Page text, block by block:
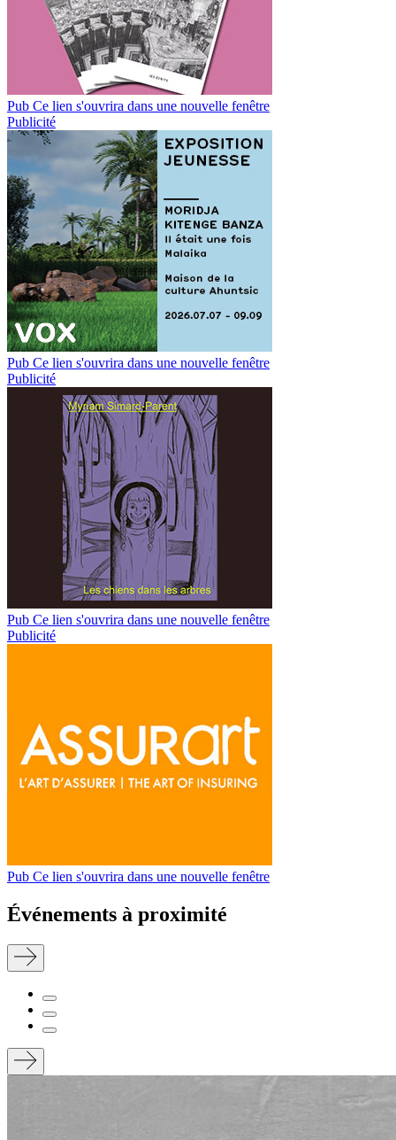
Pub Ce lien s'ouvrira dans une nouvelle fenêtre
Publicité
Pub Ce lien s'ouvrira dans une nouvelle fenêtre
Publicité
Pub Ce lien s'ouvrira dans une nouvelle fenêtre
Publicité
Pub Ce lien s'ouvrira dans une nouvelle fenêtre
Événements à proximité